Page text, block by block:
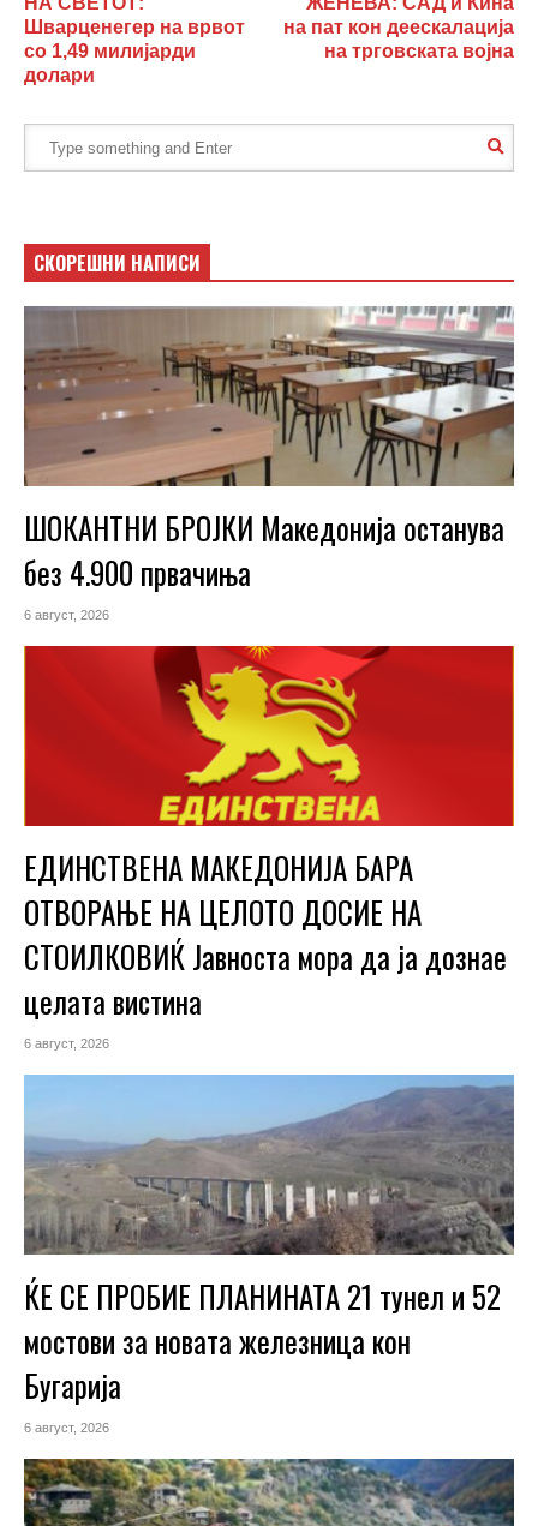
Шварценегер на врвот
со 1,49 милијарди
долари
на пат кон деескалација
на трговската војна
СКОРЕШНИ НАПИСИ
ШОКАНТНИ БРОЈКИ Македонија останува
без 4.900 првачиња
6 август, 2026
ЕДИНСТВЕНА МАКЕДОНИЈА БАРА
ОТВОРАЊЕ НА ЦЕЛОТО ДОСИЕ НА
СТОИЛКОВИЌ Јавноста мора да ја дознае
целата вистина
6 август, 2026
ЌЕ СЕ ПРОБИЕ ПЛАНИНАТА 21 тунел и 52
мостови за новата железница кон
Бугарија
6 август, 2026